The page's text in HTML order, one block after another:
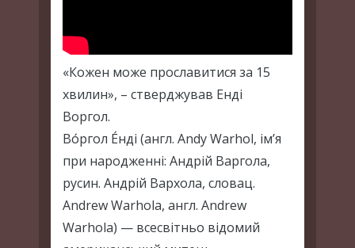
«Кожен може прославитися за 15
хвилин», – стверджував Енді
Воргол.
Во́ргол Е́нді (англ. Andy Warhol, ім’я
при народженні: Андрій Варгола,
русин. Андрій Вархола, словац.
Andrew Warhola, англ. Andrew
Warhola) — всесвітньо відомий